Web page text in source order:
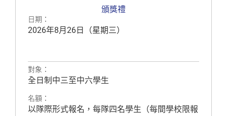
頒獎禮
日期：
2026年8月26日（星期三）
對象：
全日制中三至中六學生
名額：
以隊際形式報名，每隊四名學生（每間學校限報